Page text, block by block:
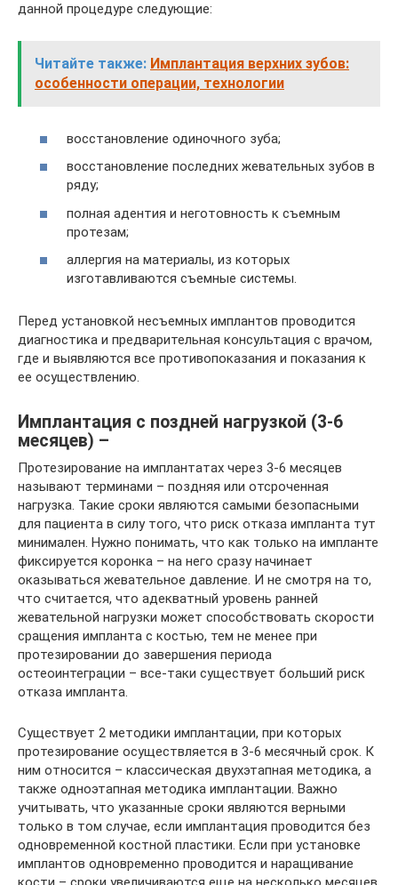
данной процедуре следующие:
Читайте также: Имплантация верхних зубов:
особенности операции, технологии
восстановление одиночного зуба;
восстановление последних жевательных зубов в
ряду;
полная адентия и неготовность к съемным
протезам;
аллергия на материалы, из которых
изготавливаются съемные системы.
Перед установкой несъемных имплантов проводится
диагностика и предварительная консультация с врачом,
где и выявляются все противопоказания и показания к
ее осуществлению.
Имплантация с поздней нагрузкой (3-6
месяцев) –
Протезирование на имплантатах через 3-6 месяцев
называют терминами – поздняя или отсроченная
нагрузка. Такие сроки являются самыми безопасными
для пациента в силу того, что риск отказа импланта тут
минимален. Нужно понимать, что как только на импланте
фиксируется коронка – на него сразу начинает
оказываться жевательное давление. И не смотря на то,
что считается, что адекватный уровень ранней
жевательной нагрузки может способствовать скорости
сращения импланта с костью, тем не менее при
протезировании до завершения периода
остеоинтеграции – все-таки существует больший риск
отказа импланта.
Существует 2 методики имплантации, при которых
протезирование осуществляется в 3-6 месячный срок. К
ним относится – классическая двухэтапная методика, а
также одноэтапная методика имплантации. Важно
учитывать, что указанные сроки являются верными
только в том случае, если имплантация проводится без
одновременной костной пластики. Если при установке
имплантов одновременно проводится и наращивание